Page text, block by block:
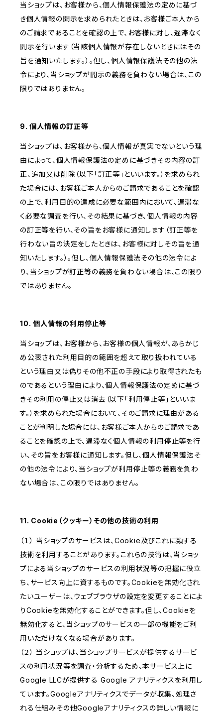
当ショップは、お客様から、個人情報保護法の定めに基づ
き個人情報の開示を求められたときは、お客様ご本人から
のご請求であることを確認の上で、お客様に対し、遅滞なく
開示を行います（当該個人情報が存在しないときにはその
旨を通知いたします。）。但し、個人情報保護法その他の法
令により、当ショップが開示の義務を負わない場合は、この
限りではありません。
9. 個人情報の訂正等
当ショップは、お客様から、個人情報が真実でないという理
由によって、個人情報保護法の定めに基づきその内容の訂
正、追加又は削除（以下「訂正等」といいます。）を求められ
た場合には、お客様ご本人からのご請求であることを確認
の上で、利用目的の達成に必要な範囲内において、遅滞な
く必要な調査を行い、その結果に基づき、個人情報の内容
の訂正等を行い、その旨をお客様に通知します（訂正等を
行わない旨の決定をしたときは、お客様に対しその旨を通
知いたします。）。但し、個人情報保護法その他の法令によ
り、当ショップが訂正等の義務を負わない場合は、この限り
ではありません。
10. 個人情報の利用停止等
当ショップは、お客様から、お客様の個人情報が、あらかじ
め公表された利用目的の範囲を超えて取り扱われている
という理由又は偽りその他不正の手段により取得されたも
のであるという理由により、個人情報保護法の定めに基づ
きその利用の停止又は消去（以下「利用停止等」といいま
す。）を求められた場合において、そのご請求に理由がある
ことが判明した場合には、お客様ご本人からのご請求であ
ることを確認の上で、遅滞なく個人情報の利用停止等を行
い、その旨をお客様に通知します。但し、個人情報保護法そ
の他の法令により、当ショップが利用停止等の義務を負わ
ない場合は、この限りではありません。
11. Cookie（クッキー）その他の技術の利用
（１） 当ショップのサービスは、Cookie及びこれに類する
技術を利用することがあります。これらの技術は、当ショッ
プによる当ショップのサービスの利用状況等の把握に役立
ち、サービス向上に資するものです。Cookieを無効化され
たいユーザーは、ウェブブラウザの設定を変更することによ
りCookieを無効化することができます。但し、Cookieを
無効化すると、当ショップのサービスの一部の機能をご利
用いただけなくなる場合があります。
（２） 当ショップは、当ショップサービスが提供するサービ
スの利用状況等を調査・分析するため、本サービス上に
Google LLCが提供する Google アナリティクスを利用し
ています。Googleアナリティクスでデータが収集、処理さ
れる仕組みその他Googleアナリティクスの詳しい情報に